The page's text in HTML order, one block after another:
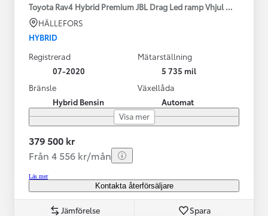
Toyota Rav4 Hybrid Premium JBL Drag Led ramp Vhjul motorv
HÄLLEFORS
HYBRID
Registrerad
07-2020
Mätarställning
5 735 mil
Bränsle
Hybrid Bensin
Växellåda
Automat
Visa mer
379 500 kr
Från 4 556 kr/mån
Läs mer
Kontakta återförsäljare
Jämförelse Spara